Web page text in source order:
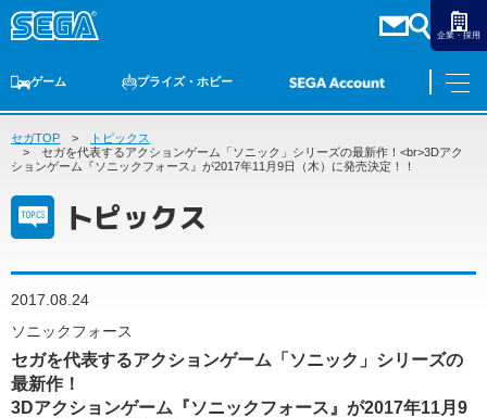
企業・採用
ゲーム
ゲームTOP 家庭用ゲーム
プライズ・ホビー
プライズ トイ S-FIRE
オンライン
ゲーム
家庭用ゲーム
スマホゲーム
プライズ・ホビー
S-FIRE
セガ ラッキーくじ
セガ ラッキーくじ オンライン
アニメ
ダーツ
トピックス
セガTOP
トピックス
セガを代表するアクションゲーム「ソニック」シリーズの最新作！<br>3Dアク
ションゲーム『ソニックフォース』が2017年11月9日（木）に発売決定！！
トピックス
2017.08.24
ソニックフォース
セガを代表するアクションゲーム「ソニック」シリーズの
最新作！
3Dアクションゲーム『ソニックフォース』が2017年11月9